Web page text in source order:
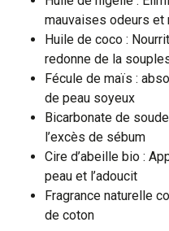
mauvaises odeurs et
Huile de coco :
redonne de la
Fécule de maïs :
de peau soyeux
Bicarbonate de
l’excès de sébum
Cire d’abeille bio :
peau et l’adoucit
Fragrance naturelle
de coton